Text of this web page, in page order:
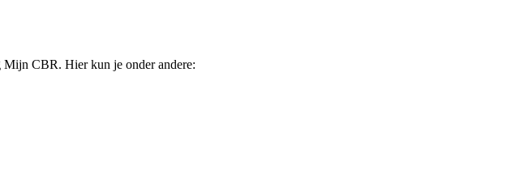
Mijn CBR. Hier kun je onder andere: